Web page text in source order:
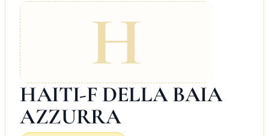
H
HAITI-F DELLA BAIA
AZZURRA